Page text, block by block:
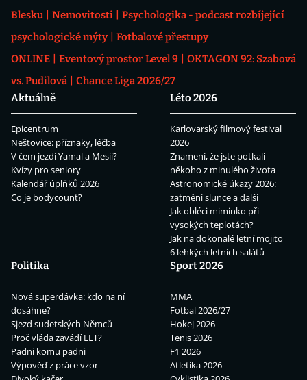
Blesku
Nemovitosti
Psychologika - podcast rozbíjející
psychologické mýty
Fotbalové přestupy
ONLINE
Eventový prostor Level 9
OKTAGON 92: Szabová
vs. Pudilová
Chance Liga 2026/27
Aktuálně
Epicentrum
Neštovice: příznaky, léčba
V čem jezdí Yamal a Mesii?
Kvízy pro seniory
Kalendář úplňků 2026
Co je bodycount?
Léto 2026
Karlovarský filmový festival
2026
Znamení, že jste potkali
někoho z minulého života
Astronomické úkazy 2026:
zatmění slunce a další
Jak obléci miminko při
vysokých teplotách?
Jak na dokonalé letní mojito
6 lehkých letních salátů
Politika
Nová superdávka: kdo na ní
dosáhne?
Sjezd sudetských Němců
Proč vláda zavádí EET?
Padni komu padni
Výpověď z práce vzor
Sport 2026
MMA
Fotbal 2026/27
Hokej 2026
Tenis 2026
F1 2026
Atletika 2026